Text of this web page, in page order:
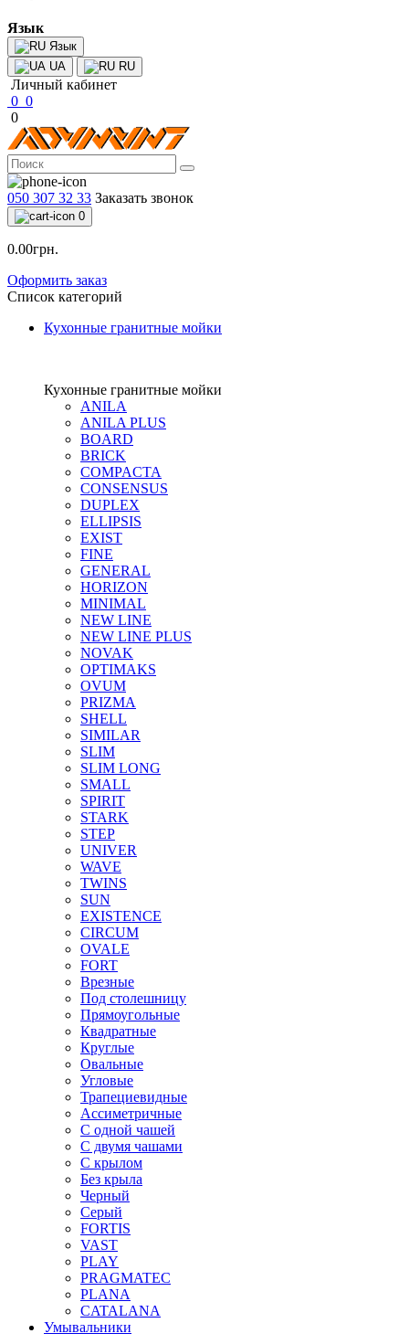
Язык
Язык
UA
RU
Личный кабинет
0 0
0
050 307 32 33 Заказать звонок
0
0.00грн.
Оформить заказ
Список категорий
Кухонные гранитные мойки
Кухонные гранитные мойки
ANILA
ANILA PLUS
BOARD
BRICK
COMPACTA
CONSENSUS
DUPLEX
ELLIPSIS
EXIST
FINE
GENERAL
HORIZON
MINIMAL
NEW LINE
NEW LINE PLUS
NOVAK
OPTIMAKS
OVUM
PRIZMA
SHELL
SIMILAR
SLIM
SLIM LONG
SMALL
SPIRIT
STARK
STEP
UNIVER
WAVE
TWINS
SUN
EXISTENCE
CIRCUM
OVALE
FORT
Врезные
Под столешницу
Прямоугольные
Квадратные
Круглые
Овальные
Угловые
Трапециевидные
Ассиметричные
С одной чашей
С двумя чашами
С крылом
Без крыла
Черный
Серый
FORTIS
VAST
PLAY
PRAGMATEC
PLANA
CATALANA
Умывальники